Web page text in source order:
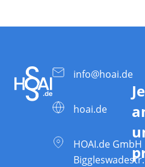
info@hoai.de
hoai.de
HOAI.de GmbH
Biggleswadestr.